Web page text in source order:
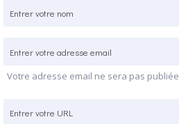
Votre adresse email ne sera pas publiée